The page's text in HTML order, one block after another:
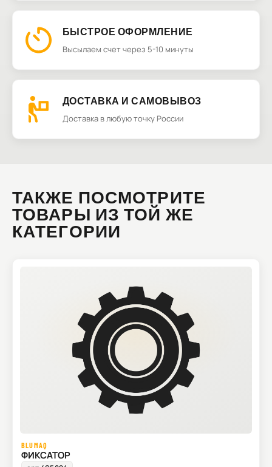
БЫСТРОЕ ОФОРМЛЕНИЕ
Высылаем счет через 5-10 минуты
ДОСТАВКА И САМОВЫВОЗ
Доставка в любую точку России
ТАКЖЕ ПОСМОТРИТЕ
ТОВАРЫ ИЗ ТОЙ ЖЕ
КАТЕГОРИИ
BLUMAQ
ФИКСАТОР